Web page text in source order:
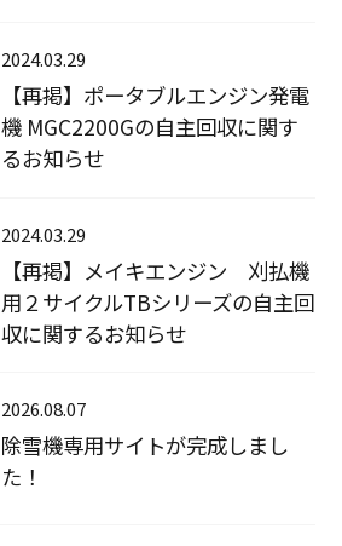
2024.03.29
【再掲】ポータブルエンジン発電
機 MGC2200Gの自主回収に関す
るお知らせ
2024.03.29
【再掲】メイキエンジン 刈払機
用２サイクルTBシリーズの自主回
収に関するお知らせ
2026.08.07
除雪機専用サイトが完成しまし
た！